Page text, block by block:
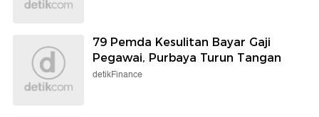
79 Pemda Kesulitan Bayar Gaji
Pegawai, Purbaya Turun Tangan
detikFinance